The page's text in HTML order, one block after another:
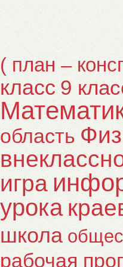
( план –
класс 9
область
игра
урока
школа
рабочая